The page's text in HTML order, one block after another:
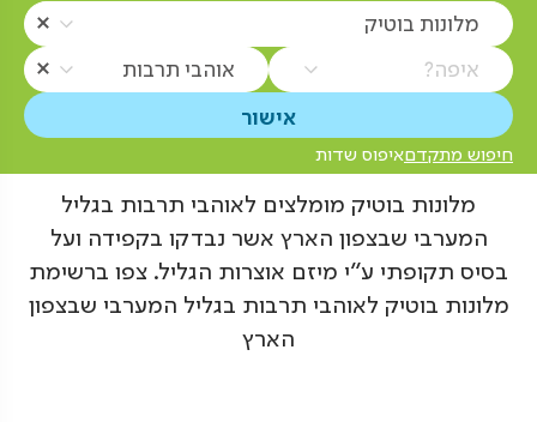
מלונות בוטיק
איפה? אוהבי תרבות
חיפוש מתקדםאיפוס שדות
מלונות בוטיק מומלצים לאוהבי תרבות בגליל
המערבי שבצפון הארץ אשר נבדקו בקפידה ועל
בסיס תקופתי ע"י מיזם אוצרות הגליל. צפו ברשימת
מלונות בוטיק לאוהבי תרבות בגליל המערבי שבצפון
הארץ